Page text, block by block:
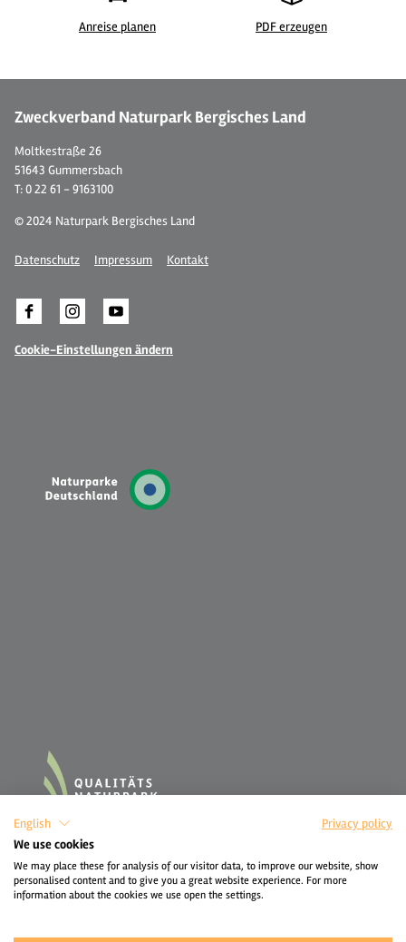
Anreise planen PDF erzeugen
Zweckverband Naturpark Bergisches Land
Moltkestraße 26
51643 Gummersbach
T: 0 22 61 - 9163100
© 2024 Naturpark Bergisches Land
Datenschutz Impressum Kontakt
Cookie-Einstellungen ändern
English
Privacy policy
We use cookies
We may place these for analysis of our visitor data, to improve our website, show
personalised content and to give you a great website experience. For more
information about the cookies we use open the settings.